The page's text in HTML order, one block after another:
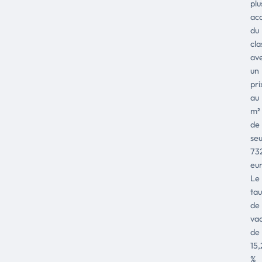
du
un
au
m²
de
Le
de
de
%